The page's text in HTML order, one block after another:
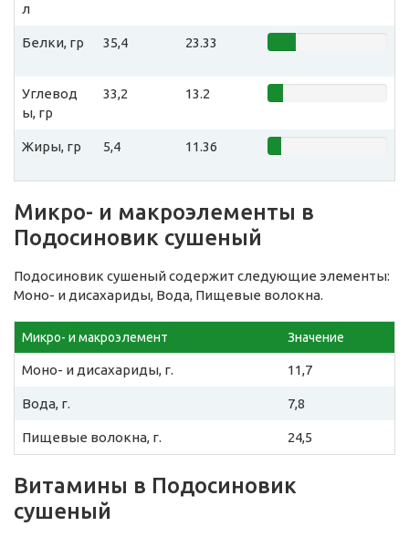
л
Белки, гр 35,4 23.33
Углевод
ы, гр
33,2 13.2
Жиры, гр 5,4 11.36
Микро- и макроэлементы в
Подосиновик сушеный
Подосиновик сушеный содержит следующие элементы:
Моно- и дисахариды, Вода, Пищевые волокна.
Микро- и макроэлемент Значение
Моно- и дисахариды, г. 11,7
Вода, г. 7,8
Пищевые волокна, г. 24,5
Витамины в Подосиновик
сушеный